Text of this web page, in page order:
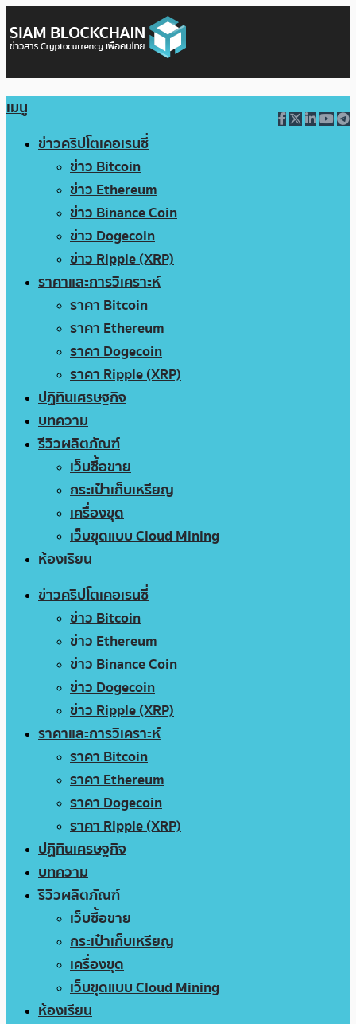
เมนู
ข่าวคริปโตเคอเรนซี่
ข่าว Bitcoin
ข่าว Ethereum
ข่าว Binance Coin
ข่าว Dogecoin
ข่าว Ripple (XRP)
ราคาและการวิเคราะห์
ราคา Bitcoin
ราคา Ethereum
ราคา Dogecoin
ราคา Ripple (XRP)
ปฏิทินเศรษฐกิจ
บทความ
รีวิวผลิตภัณฑ์
เว็บซื้อขาย
กระเป๋าเก็บเหรียญ
เครื่องขุด
เว็บขุดแบบ Cloud Mining
ห้องเรียน
ข่าวคริปโตเคอเรนซี่
ข่าว Bitcoin
ข่าว Ethereum
ข่าว Binance Coin
ข่าว Dogecoin
ข่าว Ripple (XRP)
ราคาและการวิเคราะห์
ราคา Bitcoin
ราคา Ethereum
ราคา Dogecoin
ราคา Ripple (XRP)
ปฏิทินเศรษฐกิจ
บทความ
รีวิวผลิตภัณฑ์
เว็บซื้อขาย
กระเป๋าเก็บเหรียญ
เครื่องขุด
เว็บขุดแบบ Cloud Mining
ห้องเรียน